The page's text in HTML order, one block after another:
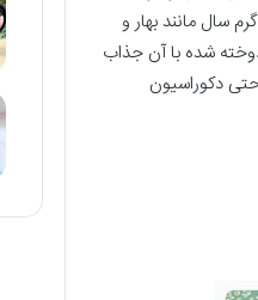
سال مانند بهار و
شده با آن جذاب
دکوراسیون